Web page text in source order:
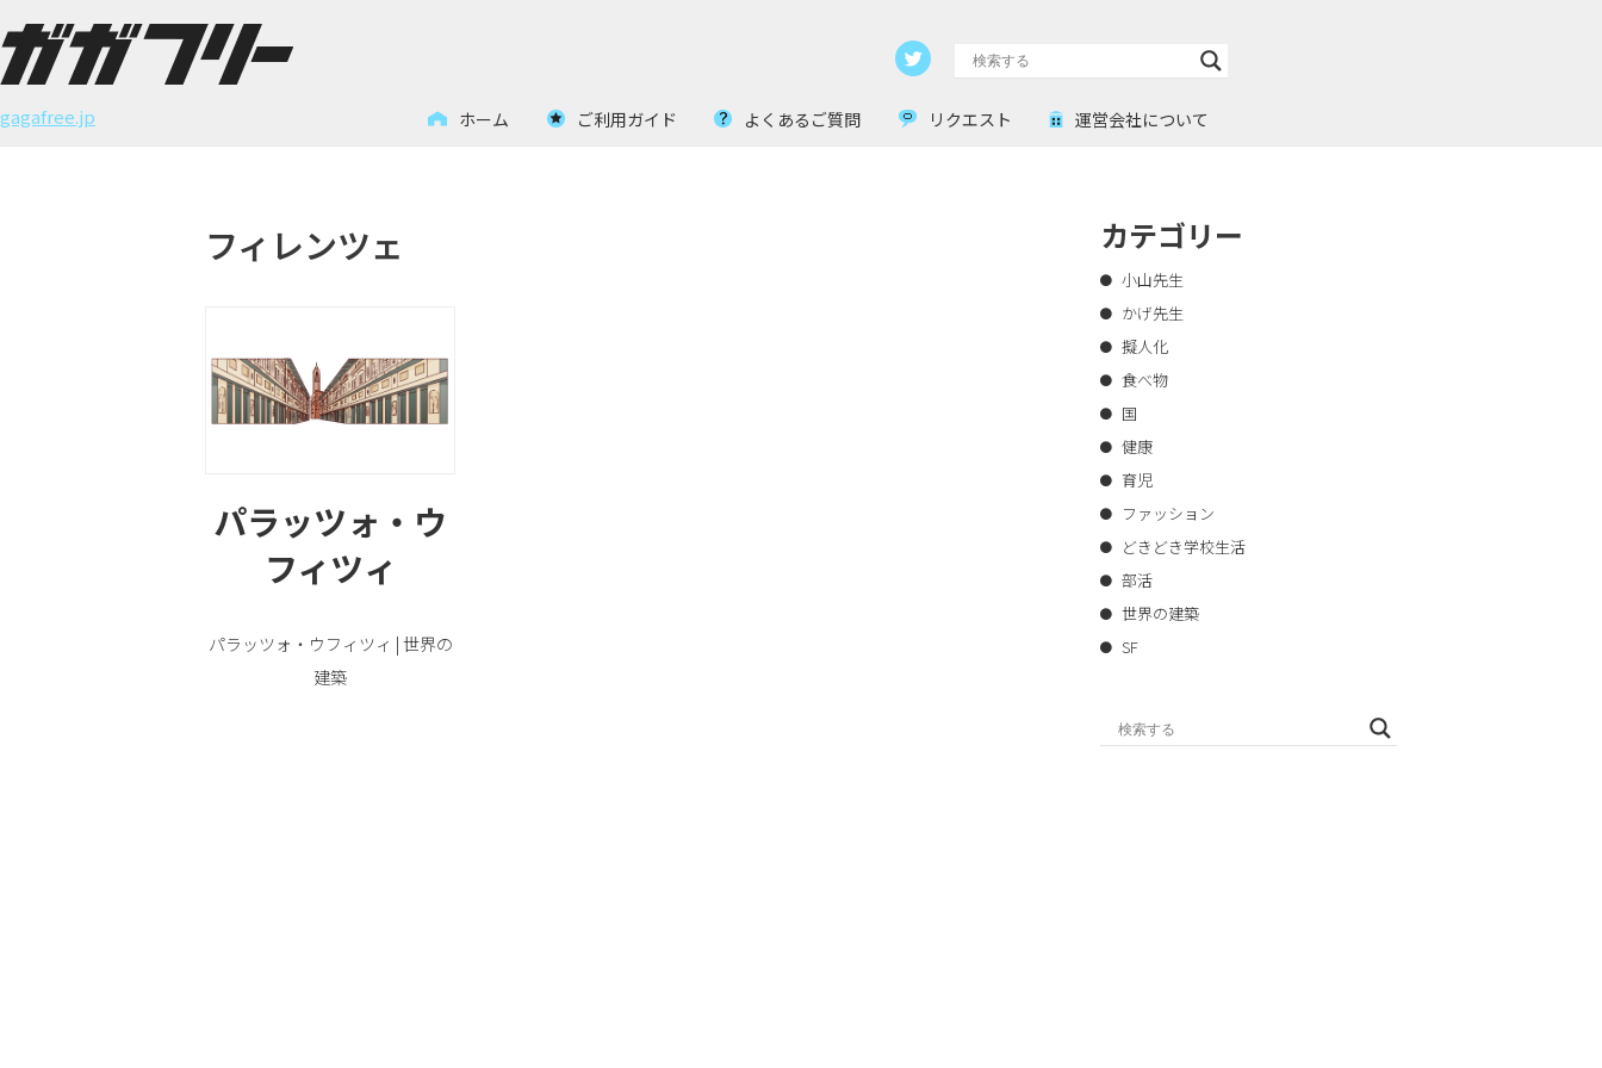
コ
テ
gagafree.jp ホーム ご利用ガイド よくあるご質問 リクエスト 運営会社について
フィレンツェ
パラッツォ・ウ
フィツィ
パラッツォ・ウフィツィ | 世界の
建築
カテゴリー
小山先生
かげ先生
擬人化
食べ物
国
健康
育児
ファッション
どきどき学校生活
部活
世界の建築
SF